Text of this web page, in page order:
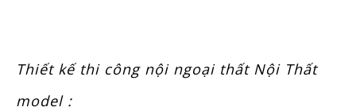
Thiết kế thi công nội ngoại thất Nội Thất
model :